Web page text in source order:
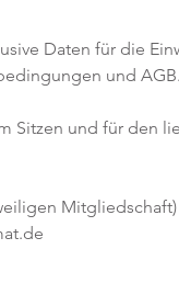
Daten für die
und AGB.
Sitzen und für den